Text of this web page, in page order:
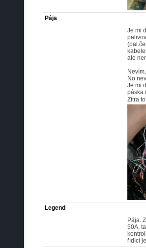
Pája
Je mi
ale
No
Je mi
páska
Zítra
Legend
Pája.
50A,
řídící